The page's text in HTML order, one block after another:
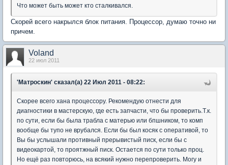
Что может быть может кто сталкивался.
Скорей всего накрылся блок питания. Процессор, думаю точно ни
причем.
Voland
22 июл 2011
'Матроскин' сказал(а) 22 Июл 2011 - 08:22:
Скорее всего хана процессору. Рекомендую отнести для
диагностики в мастерскую, где есть запчасти, что бы проверить.Т.к.
по сути, если бы была трабла с матерью или бпшником, то комп
вообще бы тупо не врубался. Если бы был косяк с оперативой, то
Вы бы услышали противный прерывистый писк, если бы с
видеокартой, то проятжный писк. Остается по сути только проц.
Но ещё раз повторюсь, на всякий нужно перепроверить. Могу и